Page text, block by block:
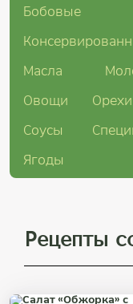
Бобовые
Масла
Овощи
Орехи
Соусы
Ягоды
Рецепты